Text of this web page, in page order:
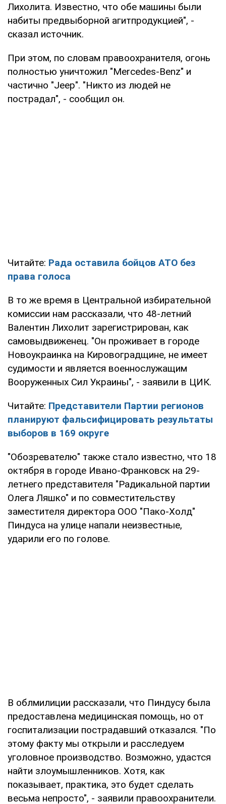
Лихолита. Известно, что обе машины были
набиты предвыборной агитпродукцией", -
сказал источник.
При этом, по словам правоохранителя, огонь
полностью уничтожил "Mercedes-Benz" и
частично "Jeep". "Никто из людей не
пострадал", - сообщил он.
Читайте: Рада оставила бойцов АТО без
права голоса
В то же время в Центральной избирательной
комиссии нам рассказали, что 48-летний
Валентин Лихолит зарегистрирован, как
самовыдвиженец. "Он проживает в городе
Новоукраинка на Кировоградщине, не имеет
судимости и является военнослужащим
Вооруженных Сил Украины", - заявили в ЦИК.
Читайте: Представители Партии регионов
планируют фальсифицировать результаты
выборов в 169 округе
"Обозревателю" также стало известно, что 18
октября в городе Ивано-Франковск на 29-
летнего представителя "Радикальной партии
Олега Ляшко" и по совместительству
заместителя директора ООО "Пако-Холд"
Пиндуса на улице напали неизвестные,
ударили его по голове.
В облмилиции рассказали, что Пиндусу была
предоставлена медицинская помощь, но от
госпитализации пострадавший отказался. "По
этому факту мы открыли и расследуем
уголовное производство. Возможно, удастся
найти злоумышленников. Хотя, как
показывает, практика, это будет сделать
весьма непросто", - заявили правоохранители.